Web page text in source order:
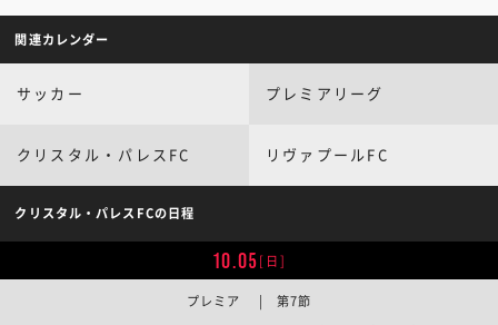
関連カレンダー
サッカー プレミアリーグ
クリスタル・パレスFC リヴァプールFC
クリスタル・パレスFCの日程
10.05[日]
プレミア | 第7節